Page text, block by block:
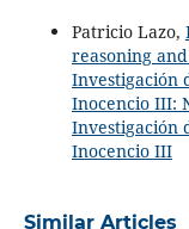
Patricio Lazo,
reasoning
Investigación
Inocencio III:
Investigación
Inocencio III
Similar Articles